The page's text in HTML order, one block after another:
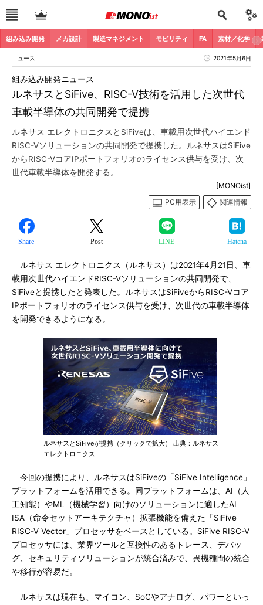
組み込み開発 メカ設計 製造マネジメント モビリティ FA 素材／化学
ニュース 2021年5月6日
ルネサスとSiFive、RISC-V技術を活用した次世代
車載半導体の共同開発で提携
組み込み開発ニュース
ルネサス エレクトロニクスとSiFiveは、車載用次世代ハイエンド
RISC-Vソリューションの共同開発で提携した。ルネサスはSiFive
からRISC-VコアIPポートフォリオのライセンス供与を受け、次
世代車載半導体を開発する。
[MONOist]
PC用表示
関連情報
Share Post LINE Hatena
ルネサス エレクトロニクス（ルネサス）は2021年4月21日、車
載用次世代ハイエンドRISC-Vソリューションの共同開発で、
SiFiveと提携したと発表した。ルネサスはSiFiveからRISC-Vコア
IPポートフォリオのライセンス供与を受け、次世代の車載半導体
を開発できるようになる。
ルネサスとSiFiveが提携（クリックで拡大） 出典：ルネサス
エレクトロニクス
今回の提携により、ルネサスはSiFiveの「SiFive Intelligence」
プラットフォームを活用できる。同プラットフォームは、AI（人
工知能）やML（機械学習）向けのソリューションに適したAI
ISA（命令セットアーキテクチャ）拡張機能を備えた「SiFive
RISC-V Vector」プロセッサをベースとしている。SiFive RISC-V
プロセッサには、業界ツールと互換性のあるトレース、デバッ
グ、セキュリティソリューションが統合済みで、異機種間の統合
や移行が容易だ。
ルネサスは現在も、マイコン、SoCやアナログ、パワーといっ